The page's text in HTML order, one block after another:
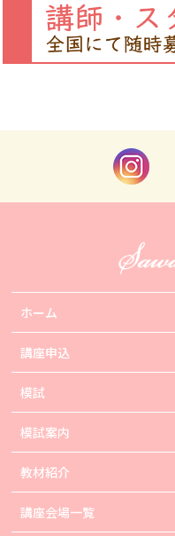
ホーム
講座申込
模試
模試案内
教材紹介
講座会場一覧